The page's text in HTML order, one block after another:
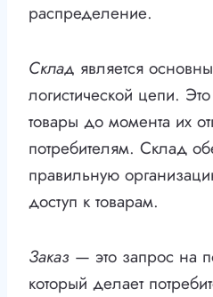
распределение.
Склад является
логистической цепи.
товары до момента их
потребителям. Склад
правильную
доступ к товарам.
Заказ — это запрос на
который делает